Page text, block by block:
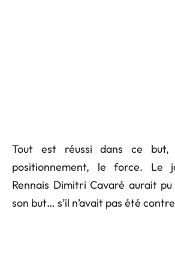
Tout est réussi dans ce but,
positionnement, le force. Le
Rennais Dimitri Cavaré aurait
son but… s’il n’avait pas été